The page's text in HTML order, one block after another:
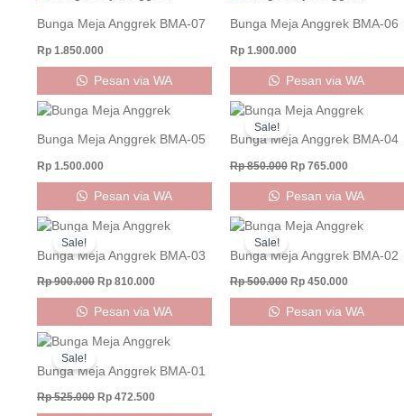
Bunga Meja Anggrek BMA-07
Rp 1.850.000
Pesan via WA
Bunga Meja Anggrek BMA-06
Rp1.900.000
Pesan via WA
Bunga Meja Anggrek BMA-05
Rp 1.500.000
Pesan via WA
Sale!
Bunga Meja Anggrek BMA-04
Rp850.000
Original
price
was:
Rp 850.000.
Rp765.000
Current
is:
Pesan via WA
Sale!
Bunga Meja Anggrek BMA-03
Rp900.000
Original
price
was:
Rp 900.000.
Rp 810.000
Current
is:
Pesan via WA
Sale!
Bunga Meja Anggrek BMA-02
Rp500.000
Original
price
was:
Rp 500.000.
Rp450.000
Current
is:
Pesan via WA
Sale!
Bunga Meja Anggrek BMA-01
Rp525.000
Original
price
was:
Rp 525.000.
Rp 472.500
Current
is: